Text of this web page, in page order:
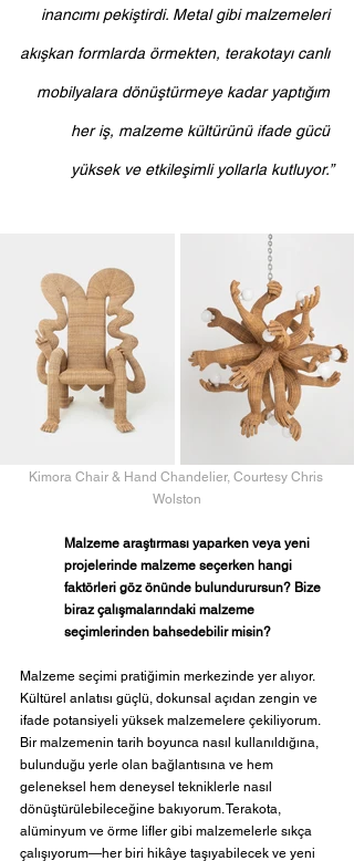
inancımı pekiştirdi. Metal gibi malzemeleri
akışkan formlarda örmekten, terakotayı canlı
mobilyalara dönüştürmeye kadar yaptığım
her iş, malzeme kültürünü ifade gücü
yüksek ve etkileşimli yollarla kutluyor.”
Kimora Chair & Hand Chandelier, Courtesy Chris
Wolston
Malzeme araştırması yaparken veya yeni
projelerinde malzeme seçerken hangi
faktörleri göz önünde bulundurursun? Bize
biraz çalışmalarındaki malzeme
seçimlerinden bahsedebilir misin?
Malzeme seçimi pratiğimin merkezinde yer alıyor.
Kültürel anlatısı güçlü, dokunsal açıdan zengin ve
ifade potansiyeli yüksek malzemelere çekiliyorum.
Bir malzemenin tarih boyunca nasıl kullanıldığına,
bulunduğu yerle olan bağlantısına ve hem
geleneksel hem deneysel tekniklerle nasıl
dönüştürülebileceğine bakıyorum. Terakota,
alüminyum ve örme lifler gibi malzemelerle sıkça
çalışıyorum—her biri hikâye taşıyabilecek ve yeni